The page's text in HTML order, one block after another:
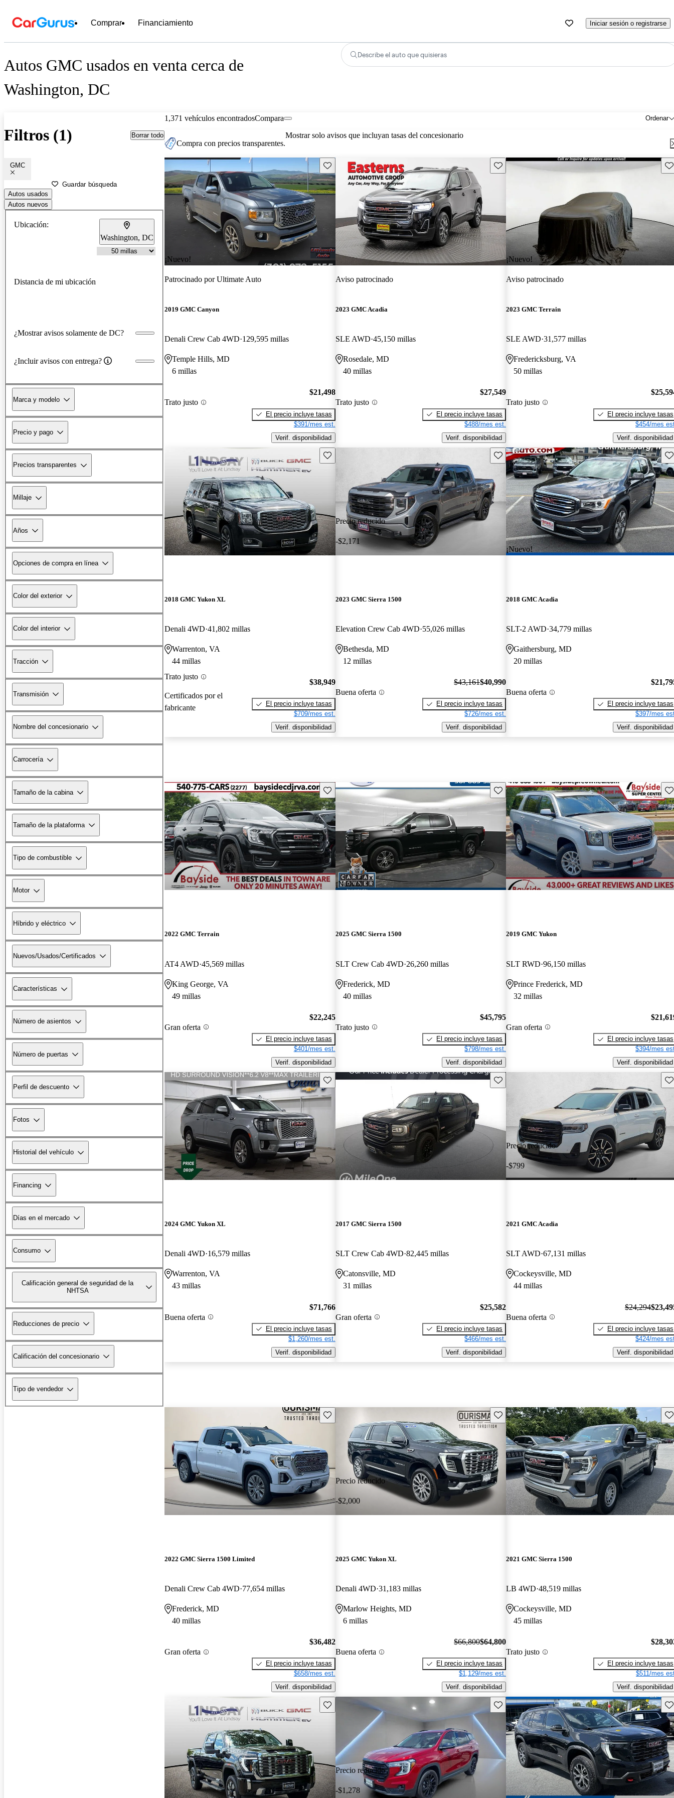
Comprar Financiamiento Iniciar sesión o registrarse
Autos GMC usados en venta cerca de
Washington, DC
Describe el auto que quisieras
Filtros (1) Borrar todo
GMC
Guardar búsqueda
Autos usados
Autos nuevos
Ubicación:
Washington, DC
Distancia de mi ubicación
¿Mostrar avisos solamente de DC?
¿Incluir avisos con entrega?
Marca y modelo
Precio y pago
Precios transparentes
Millaje
Años
Opciones de compra en línea
Color del exterior
Color del interior
Tracción
Transmisión
Nombre del concesionario
Carrocería
Tamaño de la cabina
Tamaño de la plataforma
Tipo de combustible
Motor
Híbrido y eléctrico
Nuevos/Usados/Certificados
Características
Número de asientos
Número de puertas
Perfil de descuento
Fotos
Historial del vehículo
Financing
Días en el mercado
Consumo
Calificación general de seguridad de la
NHTSA
Reducciones de precio
Calificación del concesionario
Tipo de vendedor
1,371 vehículos encontrados Ordenar
Compara
Compra con precios transparentes.
Mostrar solo avisos que incluyan tasas del concesionario
¡Nuevo!
Guarda este Aviso
Patrocinado porUltimate Auto
2019 GMC Canyon
Denali Crew Cab 4WD 129,595 millas
Temple Hills, MD
6 millas
Trato justo
$21,498
El precio incluye tasas
$391/mes est.
Verif. disponibilidad
Guarda este Aviso
Aviso patrocinado
2023 GMC Acadia
SLE AWD 45,150 millas
Rosedale, MD
40 millas
Trato justo
$27,549
El precio incluye tasas
$488/mes est.
Verif. disponibilidad
¡Nuevo!
Aviso patrocinado
2023 GMC Terrain
SLE AWD 31,577 millas
Fredericksburg, VA
50 millas
Trato justo
El precio incluye tasas
$454/mes
Verif. disponibilidad
Guarda este Aviso
2018 GMC Yukon XL
Denali 4WD 41,802 millas
Warrenton, VA
44 millas
Trato justo
Certificados por el
fabricante
$38,949
El precio incluye tasas
$709/mes est.
Verif. disponibilidad
Precio reducido
-$2,171
Guarda este Aviso
2023 GMC Sierra 1500
Elevation Crew Cab 4WD 55,026 millas
Bethesda, MD
12 millas
Buena oferta
$43,161$40,990
El precio incluye tasas
$726/mes est.
Verif. disponibilidad
¡Nuevo!
2018 GMC Acadia
SLT-2 AWD 34,779 millas
Gaithersburg, MD
20 millas
Buena oferta
El precio incluye tasas
$397/mes
Verif. disponibilidad
Guarda este Aviso
2022 GMC Terrain
AT4 AWD 45,569 millas
King George, VA
49 millas
Gran oferta
$22,245
El precio incluye tasas
$401/mes est.
Verif. disponibilidad
¡Nuevo!
Guarda este Aviso
2025 GMC Sierra 1500
SLT Crew Cab 4WD 26,260 millas
Frederick, MD
40 millas
Trato justo
$45,795
El precio incluye tasas
$798/mes est.
Verif. disponibilidad
2019 GMC Yukon
SLT RWD 96,150 millas
Prince Frederick, MD
32 millas
Gran oferta
El precio incluye tasas
$394/mes
Verif. disponibilidad
Guarda este Aviso
2024 GMC Yukon XL
Denali 4WD 16,579 millas
Warrenton, VA
43 millas
Buena oferta
$71,766
El precio incluye tasas
$1,260/mes est.
Verif. disponibilidad
Guarda este Aviso
2017 GMC Sierra 1500
SLT Crew Cab 4WD 82,445 millas
Catonsville, MD
31 millas
Gran oferta
$25,582
El precio incluye tasas
$466/mes est.
Verif. disponibilidad
Precio reducido
-$799
2021 GMC Acadia
SLT AWD 67,131 millas
Cockeysville, MD
44 millas
Buena oferta
$24,294
El precio incluye tasas
$424/mes
Verif. disponibilidad
Guarda este Aviso
2022 GMC Sierra 1500 Limited
Denali Crew Cab 4WD 77,654 millas
Frederick, MD
40 millas
Gran oferta
$36,482
El precio incluye tasas
$658/mes est.
Verif. disponibilidad
Precio reducido
-$2,000
Guarda este Aviso
2025 GMC Yukon XL
Denali 4WD 31,183 millas
Marlow Heights, MD
6 millas
Buena oferta
$66,800$64,800
El precio incluye tasas
$1,129/mes est.
Verif. disponibilidad
2021 GMC Sierra 1500
LB 4WD 48,519 millas
Cockeysville, MD
45 millas
Trato justo
El precio incluye tasas
$511/mes
Verif. disponibilidad
Guarda este Aviso
Precio reducido
-$1,278
Guarda este Aviso